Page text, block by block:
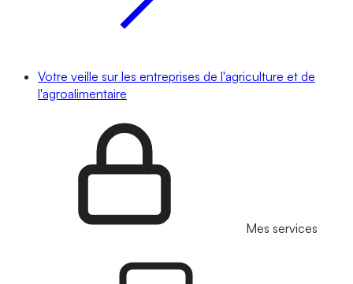
Votre veille sur les entreprises de l'agriculture et de
l'agroalimentaire
Mes services